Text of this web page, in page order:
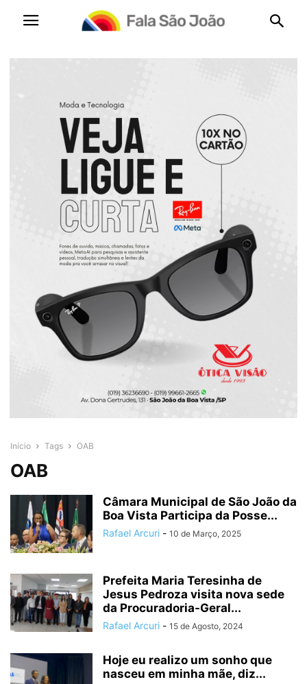
Início Tags OAB
OAB
Câmara Municipal de São João da
Boa Vista Participa da Posse...
Rafael Arcuri - 10 de Março, 2025
Prefeita Maria Teresinha de
Jesus Pedroza visita nova sede
da Procuradoria-Geral...
Rafael Arcuri - 15 de Agosto, 2024
Hoje eu realizo um sonho que
nasceu em minha mãe, diz...